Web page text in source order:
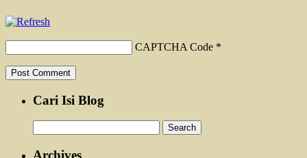
CAPTCHA Code *
Cari Isi Blog
for:
Archives